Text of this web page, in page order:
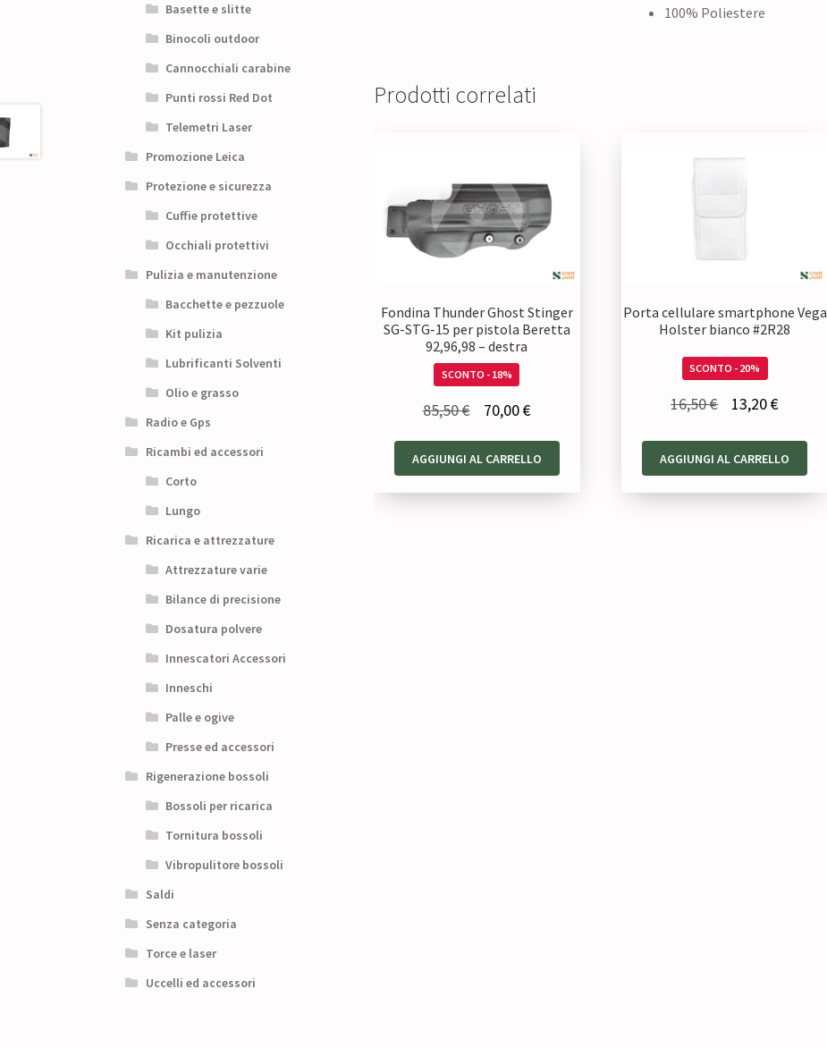
100% Poliestere
Prodotti correlati
Fondina Thunder Ghost Stinger
SG-STG-15 per pistola Beretta
92,96,98 – destra
SCONTO - 18%
85,50€
originale
70,00€Il
attuale
AGGIUNGI AL CARRELLO
Porta cellulare smartphone Vega
Holster bianco #2R28
SCONTO - 20%
16,50€
originale
era:
13,20€Il
attuale
è:
AGGIUNGI AL CARRELLO
Basette e slitte
Binocoli outdoor
Cannocchiali carabine
Punti rossi Red Dot
Telemetri Laser
Promozione Leica
Protezione e sicurezza
Cuffie protettive
Occhiali protettivi
Pulizia e manutenzione
Bacchette e pezzuole
Kit pulizia
Lubrificanti Solventi
Olio e grasso
Radio e Gps
Ricambi ed accessori
Corto
Lungo
Ricarica e attrezzature
Attrezzature varie
Bilance di precisione
Dosatura polvere
Innescatori Accessori
Inneschi
Palle e ogive
Presse ed accessori
Rigenerazione bossoli
Bossoli per ricarica
Tornitura bossoli
Vibropulitore bossoli
Saldi
Senza categoria
Torce e laser
Uccelli ed accessori